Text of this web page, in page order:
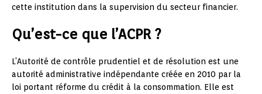
cette institution dans la supervision du secteur financier.
Qu’est-ce que l’ACPR ?
L’Autorité de contrôle prudentiel et de résolution est une
autorité administrative indépendante créée en 2010 par la
loi portant réforme du crédit à la consommation. Elle est